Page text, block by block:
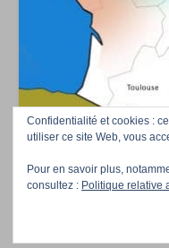
Accueil Téléchargez nos
Confidentialité et cookies :
utiliser ce site Web, vous
Pour en savoir plus,
consultez : Politique relative